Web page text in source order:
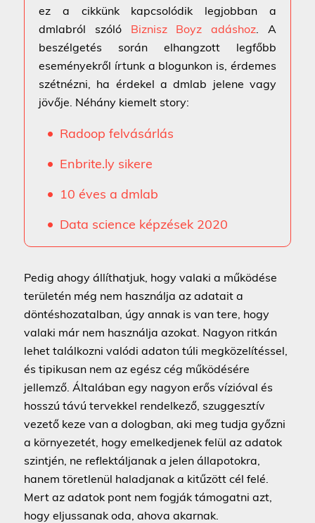
ez a cikkünk kapcsolódik legjobban a
dmlabról szóló Biznisz Boyz adáshoz. A
beszélgetés során elhangzott legfőbb
eseményekről írtunk a blogunkon is, érdemes
szétnézni, ha érdekel a dmlab jelene vagy
jövője. Néhány kiemelt story:
Radoop felvásárlás
Enbrite.ly sikere
10 éves a dmlab
Data science képzések 2020
Pedig ahogy állíthatjuk, hogy valaki a működése
területén még nem használja az adatait a
döntéshozatalban, úgy annak is van tere, hogy
valaki már nem használja azokat. Nagyon ritkán
lehet találkozni valódi adaton túli megközelítéssel,
és tipikusan nem az egész cég működésére
jellemző. Általában egy nagyon erős vízióval és
hosszú távú tervekkel rendelkező, szuggesztív
vezető keze van a dologban, aki meg tudja győzni
a környezetét, hogy emelkedjenek felül az adatok
szintjén, ne reflektáljanak a jelen állapotokra,
hanem töretlenül haladjanak a kitűzött cél felé.
Mert az adatok pont nem fogják támogatni azt,
hogy eljussanak oda, ahova akarnak.